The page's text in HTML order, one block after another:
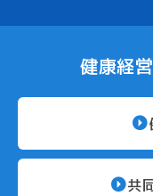
健康経
共